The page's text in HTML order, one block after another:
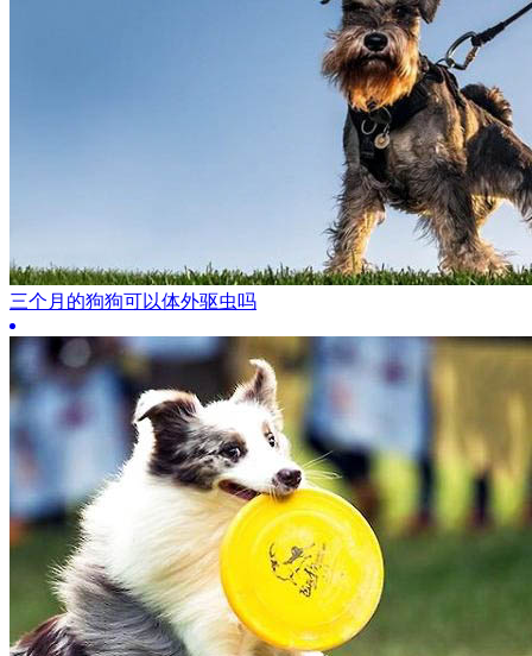
三个月的狗狗可以体外驱虫吗